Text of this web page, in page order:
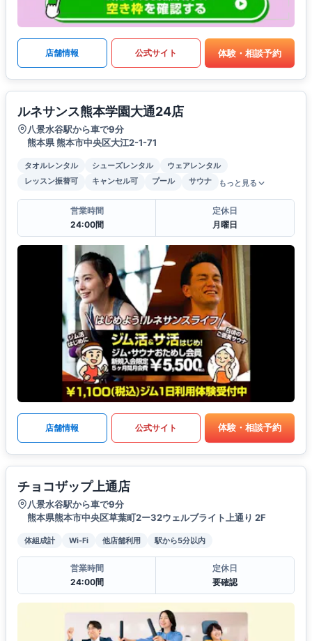
店舗情報 公式サイト 体験・相談予約
ルネサンス熊本学園大通24店
八景水谷駅から車で9分
熊本県 熊本市中央区大江2-1-71
タオルレンタル シューズレンタル
ウェアレンタル
レッスン振替可
キャンセル可 プール サウナ もっと見る
営業時間
24:00間
定休日
月曜日
店舗情報 公式サイト 体験・相談予約
チョコザップ上通店
八景水谷駅から車で9分
熊本県熊本市中央区草葉町2ー32ウェルブライト上通り 2F
体組成計 Wi-Fi 他店舗利用 駅から5分以内
営業時間
24:00間
定休日
要確認